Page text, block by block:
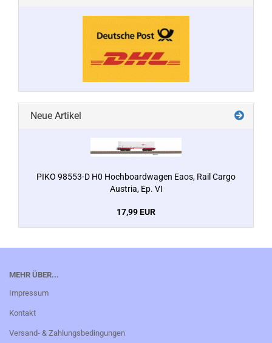
Neue Artikel
PIKO 98553-D H0 Hochboardwagen Eaos, Rail Cargo
Austria, Ep. VI
17,99 EUR
MEHR ÜBER...
Impressum
Kontakt
Versand- & Zahlungsbedingungen